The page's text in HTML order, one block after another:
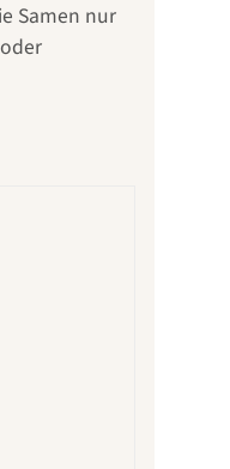
Samen nur